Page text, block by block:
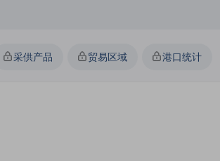
采供产品 贸易区域 港口统计